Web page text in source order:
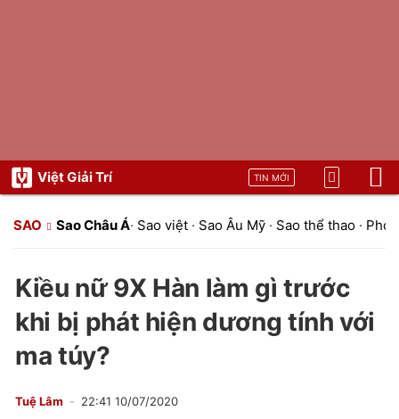
Việt Giải Trí TIN MỚI
SAO Sao Châu Á· Sao việt · Sao Âu Mỹ · Sao thể thao ·
Kiều nữ 9X Hàn làm gì trước
khi bị phát hiện dương tính với
ma túy?
Tuệ Lâm 22:41 10/07/2020